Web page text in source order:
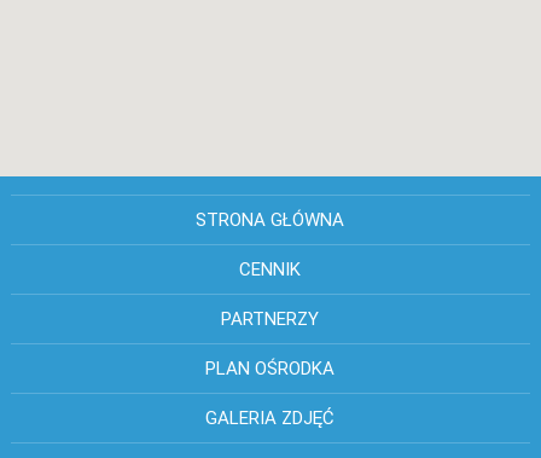
STRONA GŁÓWNA
CENNIK
PARTNERZY
PLAN OŚRODKA
GALERIA ZDJĘĆ